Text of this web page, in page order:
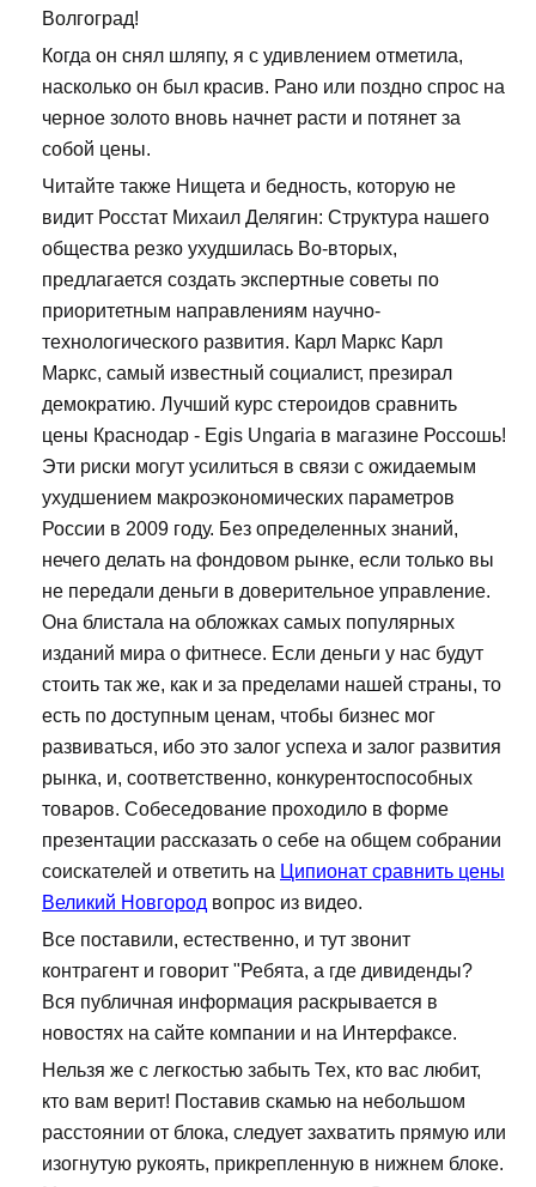
Волгоград!
Когда он снял шляпу, я с удивлением отметила,
насколько он был красив. Рано или поздно спрос на
черное золото вновь начнет расти и потянет за
собой цены.
Читайте также Нищета и бедность, которую не
видит Росстат Михаил Делягин: Структура нашего
общества резко ухудшилась Во-вторых,
предлагается создать экспертные советы по
приоритетным направлениям научно-
технологического развития. Карл Маркс Карл
Маркс, самый известный социалист, презирал
демократию. Лучший курс стероидов сравнить
цены Краснодар - Egis Ungaria в магазине Россошь!
Эти риски могут усилиться в связи с ожидаемым
ухудшением макроэкономических параметров
России в 2009 году. Без определенных знаний,
нечего делать на фондовом рынке, если только вы
не передали деньги в доверительное управление.
Она блистала на обложках самых популярных
изданий мира о фитнесе. Если деньги у нас будут
стоить так же, как и за пределами нашей страны, то
есть по доступным ценам, чтобы бизнес мог
развиваться, ибо это залог успеха и залог развития
рынка, и, соответственно, конкурентоспособных
товаров. Собеседование проходило в форме
презентации рассказать о себе на общем собрании
соискателей и ответить на Ципионат сравнить цены
Великий Новгород вопрос из видео.
Все поставили, естественно, и тут звонит
контрагент и говорит "Ребята, а где дивиденды?
Вся публичная информация раскрывается в
новостях на сайте компании и на Интерфаксе.
Нельзя же с легкостью забыть Тех, кто вас любит,
кто вам верит! Поставив скамью на небольшом
расстоянии от блока, следует захватить прямую или
изогнутую рукоять, прикрепленную в нижнем блоке.